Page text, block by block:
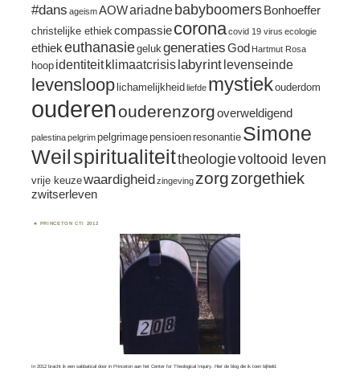
#dans ageismAOWariadnebabyboomers Bonhoeffer
christelijke ethiek compassiecoronacovid 19 virus ecologie
ethiekeuthanasiegeluk generatiesGod Hartmut Rosa
hoop identiteit klimaatcrisislabyrint levenseinde
levenslooplichamelijkheidliefde mystiekouderdom
ouderenouderenzorgoverweldigend
palestinapelgrimpelgrimagepensioenresonantie Simone
Weilspiritualiteittheologievoltooid leven
vrije keuzewaardigheidzingeving zorgzorgethiek
zwitserleven
PRINCETON CTI 2012
In 2012 bracht ik een sabbatical door in Princeton aan het Center for Theological Inquiry.Hier de blog die ik toen bijhield.